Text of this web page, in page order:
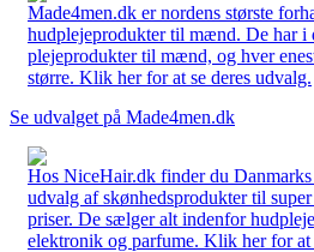
Made4men.dk er nordens største
hudplejeprodukter til mænd. De har i
plejeprodukter til mænd, og hver
større. Klik her for at se deres udvalg.
Se udvalget på Made4men.dk
Hos NiceHair.dk finder du
udvalg af skønhedsprodukter til
priser. De sælger alt indenfor
elektronik og parfume. Klik her for at